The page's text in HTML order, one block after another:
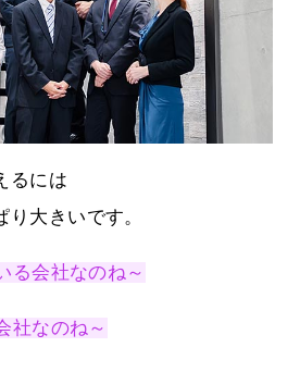
るには
大きいです。
る会社なのね～
社なのね～